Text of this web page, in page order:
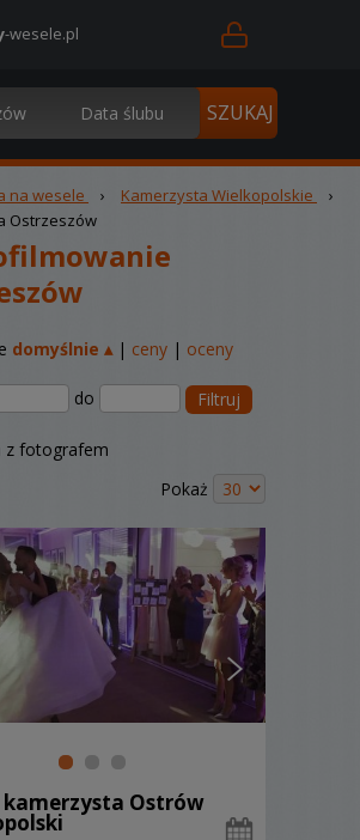
-wesele.pl
na wesele › Kamerzysta Wielkopolskie
›
Ostrzeszów
domyślnie ▴| ceny | oceny
do Filtruj
z fotografem
Pokaż
kamerzysta Ostrów